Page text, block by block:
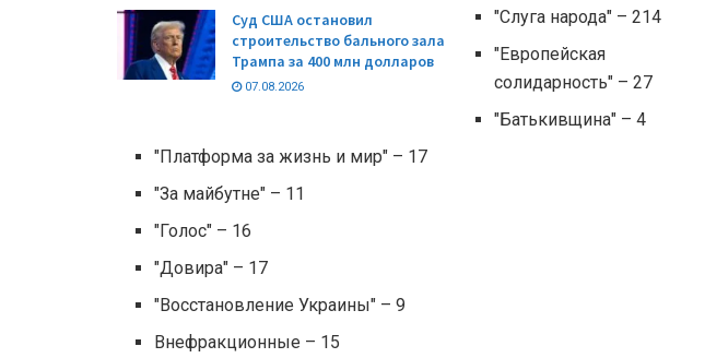
Суд США остановил
строительство бального зала
Трампа за 400 млн долларов
07.08.2026
"Слуга народа" – 214
"Европейская
солидарность" – 27
"Батькивщина" – 4
"Платформа за жизнь и мир" – 17
"За майбутне" – 11
"Голос" – 16
"Довира" – 17
"Восстановление Украины" – 9
Внефракционные – 15